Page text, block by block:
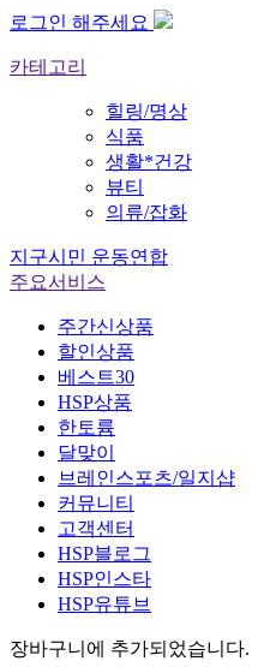
로그인 해주세요
카테고리
힐링/명상
식품
생활*건강
뷰티
의류/잡화
지구시민 운동연합
주요서비스
주간신상품
할인상품
베스트30
HSP상품
한토륨
달맞이
브레인스포츠/일지샵
커뮤니티
고객센터
HSP블로그
HSP인스타
HSP유튜브
장바구니 에 추가되었습니다.